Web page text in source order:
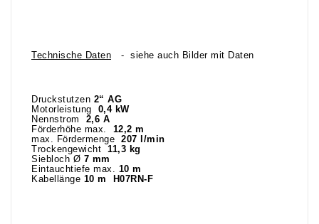
Technische Daten - siehe auch Bilder mit Daten
Druckstutzen 2“ AG
Motorleistung 0,4 kW
Nennstrom 2,6 A
Förderhöhe max. 12,2 m
max. Fördermenge 207 l/min
Trockengewicht 11,3 kg
Siebloch Ø 7 mm
Eintauchtiefe max. 10 m
Kabellänge 10 m H07RN-F